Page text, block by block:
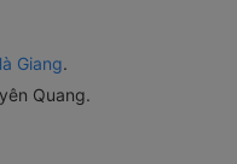
Giang.
Quang.